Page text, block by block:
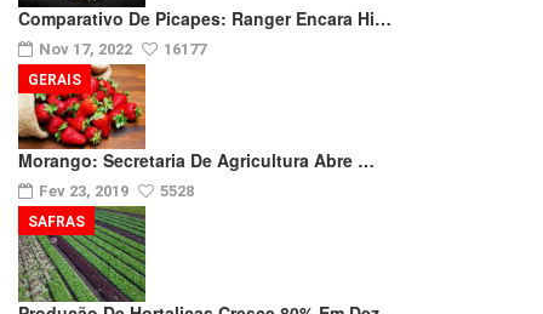
Comparativo De Picapes: Ranger Encara Hi…
Nov 17, 2022 16177
Morango: Secretaria De Agricultura Abre …
Fev 23, 2019 5528
GERAIS
SAFRAS